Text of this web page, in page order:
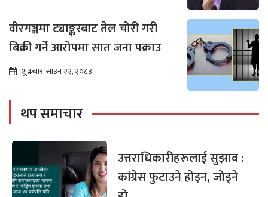
वीरगञ्जमा ट्याङ्करबाट तेल चोरी गरी
बिक्री गर्ने आरोपमा सात जना पक्राउ
शुक्रबार, साउन २२, २०८३
थप समाचार
उत्तराधिकारीहरूलाई सुझाव :
कांग्रेस फुटाउने होइन, जोड्ने